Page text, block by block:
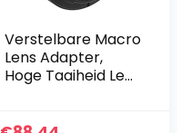
Verstelbare Macro
Lens Adapter,
Hoge Taaiheid Lens